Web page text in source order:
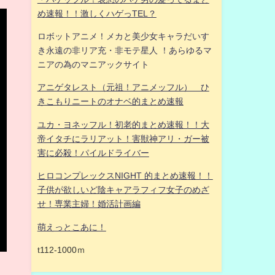
め速報！！激しくハゲっTEL？
ロボットアニメ！メカと美少女キャラだいす
き永遠の非リア充・非モテ星人 ！あらゆるマ
ニアの為のマニアックサイト
アニゲタレスト（元祖！アニメッフル） ひ
きこもりニートのオナベ的まとめ速報
ユカ・ヨネッフル！初老的まとめ速報！！大
帝イタチにラリアット！害獣神アリ・ガー被
害に必殺！パイルドライバー
ヒロコンプレックスNIGHT 的まとめ速報！！
子供が欲しいど陰キャアラフィフ女子のめざ
せ！専業主婦！婚活計画編
萌えっとこあに！
t112-1000ｍ